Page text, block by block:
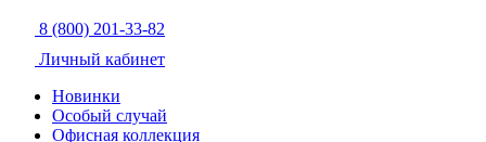
8 (800) 201-33-82
Личный кабинет
Новинки
Особый случай
Офисная коллекция